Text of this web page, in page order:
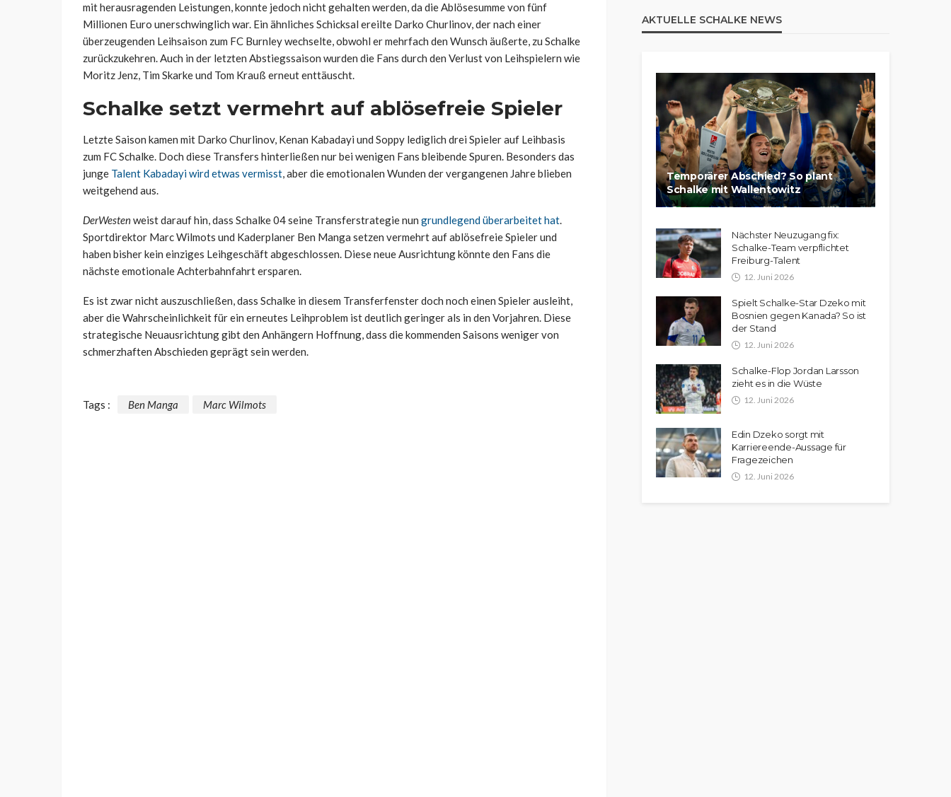
mit herausragenden Leistungen, konnte jedoch nicht gehalten werden, da die Ablösesumme von fünf
Millionen Euro unerschwinglich war. Ein ähnliches Schicksal ereilte Darko Churlinov, der nach einer
überzeugenden Leihsaison zum FC Burnley wechselte, obwohl er mehrfach den Wunsch äußerte, zu Schalke
zurückzukehren. Auch in der letzten Abstiegssaison wurden die Fans durch den Verlust von Leihspielern wie
Moritz Jenz, Tim Skarke und Tom Krauß erneut enttäuscht.
Schalke setzt vermehrt auf ablösefreie Spieler
Letzte Saison kamen mit Darko Churlinov, Kenan Kabadayi und Soppy lediglich drei Spieler auf Leihbasis
zum FC Schalke. Doch diese Transfers hinterließen nur bei wenigen Fans bleibende Spuren. Besonders das
junge Talent Kabadayi wird etwas vermisst, aber die emotionalen Wunden der vergangenen Jahre blieben
weitgehend aus.
DerWestenweist darauf hin, dass Schalke 04 seine Transferstrategie nun grundlegend überarbeitet hat.
Sportdirektor Marc Wilmots und Kaderplaner Ben Manga setzen vermehrt auf ablösefreie Spieler und
haben bisher kein einziges Leihgeschäft abgeschlossen. Diese neue Ausrichtung könnte den Fans die
nächste emotionale Achterbahnfahrt ersparen.
Es ist zwar nicht auszuschließen, dass Schalke in diesem Transferfenster doch noch einen Spieler ausleiht,
aber die Wahrscheinlichkeit für ein erneutes Leihproblem ist deutlich geringer als in den Vorjahren. Diese
strategische Neuausrichtung gibt den Anhängern Hoffnung, dass die kommenden Saisons weniger von
schmerzhaften Abschieden geprägt sein werden.
Tags : Ben Manga Marc Wilmots
AKTUELLE SCHALKE NEWS
Temporärer Abschied? So plant
Schalke mit Wallentowitz
Nächster Neuzugang fix:
Schalke-Team verpflichtet
Freiburg-Talent
12. Juni 2026
Spielt Schalke-Star Dzeko mit
Bosnien gegen Kanada? So ist
der Stand
12. Juni 2026
Schalke-Flop Jordan Larsson
zieht es in die Wüste
12. Juni 2026
Edin Dzeko sorgt mit
Karriereende-Aussage für
Fragezeichen
12. Juni 2026